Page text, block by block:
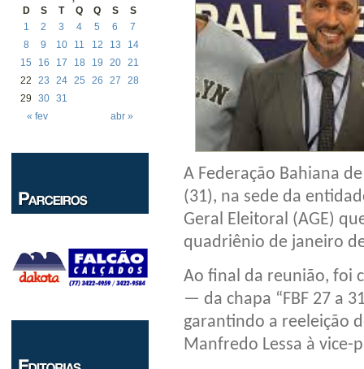
D
S T Q Q S S
« fev abr »
1 2 3 4 5 6
7
8
9 10 11 12 13
14
15
16 17 18 19 20 21
22
23 24 25 26 27
28
29
30 31
A Federação Bahiana
(31), na sede da
Geral Eleitoral (AGE)
quadriênio de janeiro
Ao final da reunião, foi
— da chapa “FBF 27 a
garantindo a reeleição
Manfredo Lessa à vice-